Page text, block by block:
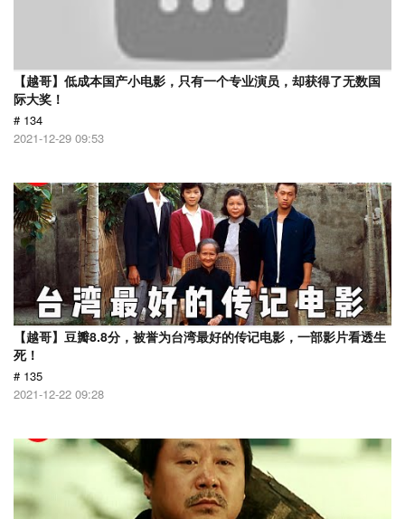
【越哥】低成本国产小电影，只有一个专业演员，却获得了无数国
际大奖！
# 134
2021-12-29 09:53
【越哥】豆瓣8.8分，被誉为台湾最好的传记电影，一部影片看透生
死！
# 135
2021-12-22 09:28